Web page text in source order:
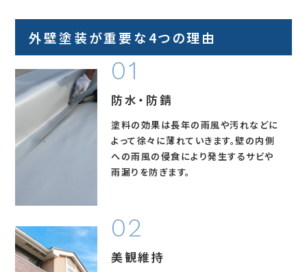
外壁塗装が重要な4つの理由
防水・防錆
塗料の効果は長年の雨風や汚れなどに
よって徐々に薄れていきます。壁の内側
への雨風の侵食により発生するサビや
雨漏りを防ぎます。
美観維持